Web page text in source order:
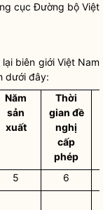
cục Đường bộ Việt
biên giới Việt Nam
dưới đây:
Năm
sản
xuất
Thời
gian đề
nghị
cấp
phép
5
6